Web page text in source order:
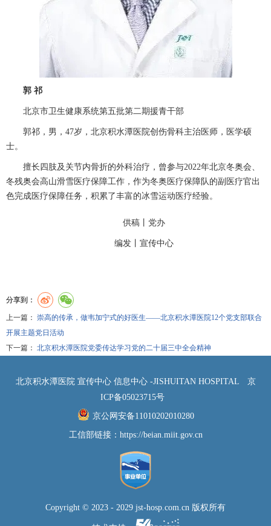
郭 祁
北京市卫生健康系统第五批第二期援青干部
郭祁，男， 47岁，北京积水潭医院创伤骨科主治医师 ，医学硕
士。
擅长四肢及关节内骨折的外科治疗，曾参与2022年北京冬奥会、
冬残奥会高山滑雪医疗保障工作，作为冬奥医疗保障队的副医疗官出
色完成医疗保障任务，积累了丰富的冰雪运动医疗经验。
供稿丨 党办
编发丨 宣传中心
分享到：
上一篇： 崇高的传承，做韦加宁式的好医生——北京积水潭医院12个党支部联合
开展主题党日活动
下一篇： 北京积水潭医院党委传达学习党的二十届三中全会精神
北京积水潭医院 宣传中心 信息中心 -JISHUITAN HOSPITAL
京
ICP备05023715号
京公网安备11010202010280
工信部链接： https://beian.miit.gov.cn
Copyright © 2023 - 2029 jst-hosp.com.cn 版权所有